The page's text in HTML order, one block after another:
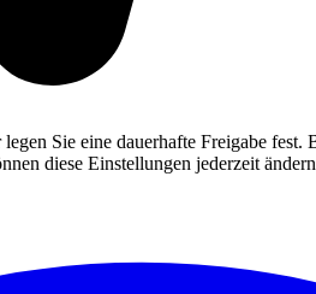
Sie eine dauerhafte Freigabe
diese Einstellungen jederzeit